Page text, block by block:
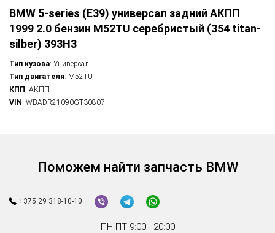
BMW 5-series (E39) универсал задний АКПП
1999 2.0 бензин M52TU серебристый (354 titan-
silber) 393H3
Тип кузова: Универсал
Тип двигателя: M52TU
КПП: АКПП
VIN: WBADR21090GT30807
Поможем найти запчасть BMW
+375 29 318-10-10
ПН-ПТ 9:00 - 20:00